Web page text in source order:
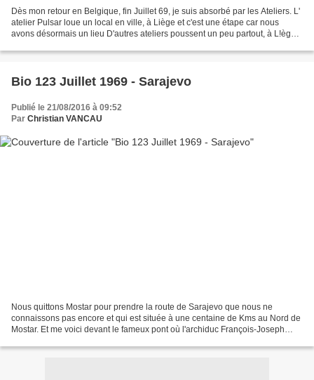
Dès mon retour en Belgique, fin Juillet 69, je suis absorbé par les Ateliers. L'
atelier Pulsar loue un local en ville, à Liège et c'est une étape car nous
avons désormais un lieu D'autres ateliers poussent un peu partout, à L!ège,
Bio 123 Juillet 1969 - Sarajevo
Publié le 21/08/2016 à 09:52
Par Christian VANCAU
Nous quittons Mostar pour prendre la route de Sarajevo que nous ne
connaissons pas encore et qui est située à une centaine de Kms au Nord de
Mostar. Et me voici devant le fameux pont où l'archiduc François-Joseph